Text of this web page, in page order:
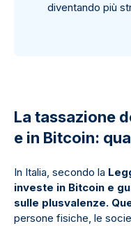
diventando più
La tassazione
e in Bitcoin:
In Italia, secondo la
investe in Bitcoin e
sulle plusvalenze.
persone fisiche, le